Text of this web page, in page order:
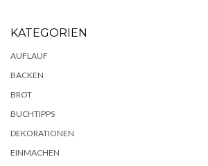
KATEGORIEN
AUFLAUF
BACKEN
BROT
BUCHTIPPS
DEKORATIONEN
EINMACHEN